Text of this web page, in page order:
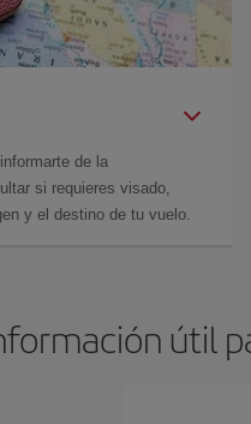
de la
si requieres visado,
y el destino de tu vuelo.
útil